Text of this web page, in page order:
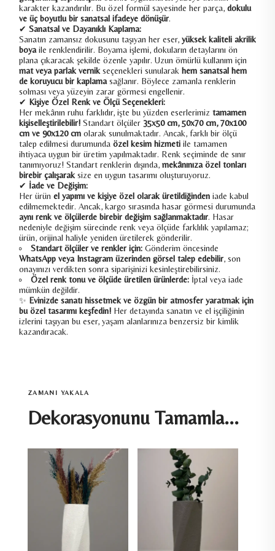
karakter kazandırılır. Bu özel formül sayesinde her parça, dokulu
ve üç boyutlu bir sanatsal ifadeye dönüşür.
✔ Sanatsal ve Dayanıklı Kaplama:
Sanatın zamansız dokusunu taşıyan her eser, yüksek kaliteli akrilik
boya ile renklendirilir. Boyama işlemi, dokuların detaylarını ön
plana çıkaracak şekilde özenle yapılır. Uzun ömürlü kullanım için
mat veya parlak vernik seçenekleri sunularak hem sanatsal hem
de koruyucu bir kaplama sağlanır. Böylece zamanla renklerin
solması veya yüzeyin zarar görmesi engellenir.
✔ Kişiye Özel Renk ve Ölçü Seçenekleri:
Her mekânın ruhu farklıdır, işte bu yüzden eserlerimiz tamamen
kişiselleştirilebilir! Standart ölçüler 35x50 cm, 50x70 cm, 70x100
cm ve 90x120 cm olarak sunulmaktadır. Ancak, farklı bir ölçü
talep edilmesi durumunda özel kesim hizmeti ile tamamen
ihtiyaca uygun bir üretim yapılmaktadır. Renk seçiminde de sınır
tanımıyoruz! Standart renklerin dışında, mekânınıza özel tonları
birebir çalışarak size en uygun tasarımı oluşturuyoruz.
✔ İade ve Değişim:
Her ürün el yapımı ve kişiye özel olarak üretildiğinden iade kabul
edilmemektedir. Ancak, kargo sırasında hasar görmesi durumunda
aynı renk ve ölçülerde birebir değişim sağlanmaktadır. Hasar
nedeniyle değişim sürecinde renk veya ölçüde farklılık yapılamaz;
ürün, orijinal haliyle yeniden üretilerek gönderilir.
Standart ölçüler ve renkler için: Gönderim öncesinde
WhatsApp veya Instagram üzerinden görsel talep edebilir, son
onayınızı verdikten sonra siparişinizi kesinleştirebilirsiniz.
Özel renk tonu ve ölçüde üretilen ürünlerde: İptal veya iade
mümkün değildir.
✨ Evinizde sanatı hissetmek ve özgün bir atmosfer yaratmak için
bu özel tasarımı keşfedin! Her detayında sanatın ve el işçiliğinin
izlerini taşıyan bu eser, yaşam alanlarınıza benzersiz bir kimlik
kazandıracak.
ZAMANI YAKALA
Dekorasyonunu Tamamla...